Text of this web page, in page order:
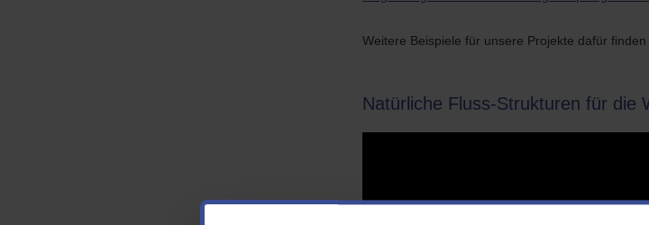
Weitere Beispiele für unsere Projekte dafür finden
Natürliche Fluss-Strukturen für die